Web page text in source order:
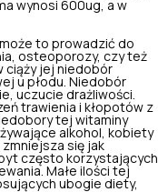
wynosi 600ug, a w
to prowadzić do
, osteoporozy, czy też
ciąży jej niedobór
u płodu. Niedobór
uczucie drażliwości.
trawienia i kłopotów z
tej witaminy
alkohol, kobiety
się jak
często korzystających
Małe ilości tej
ubogie diety,